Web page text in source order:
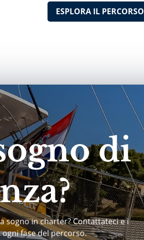
settimana in mare.
ESPLORA IL PERCORSO
di
sogno in charter? Contattateci e i
fase del percorso.